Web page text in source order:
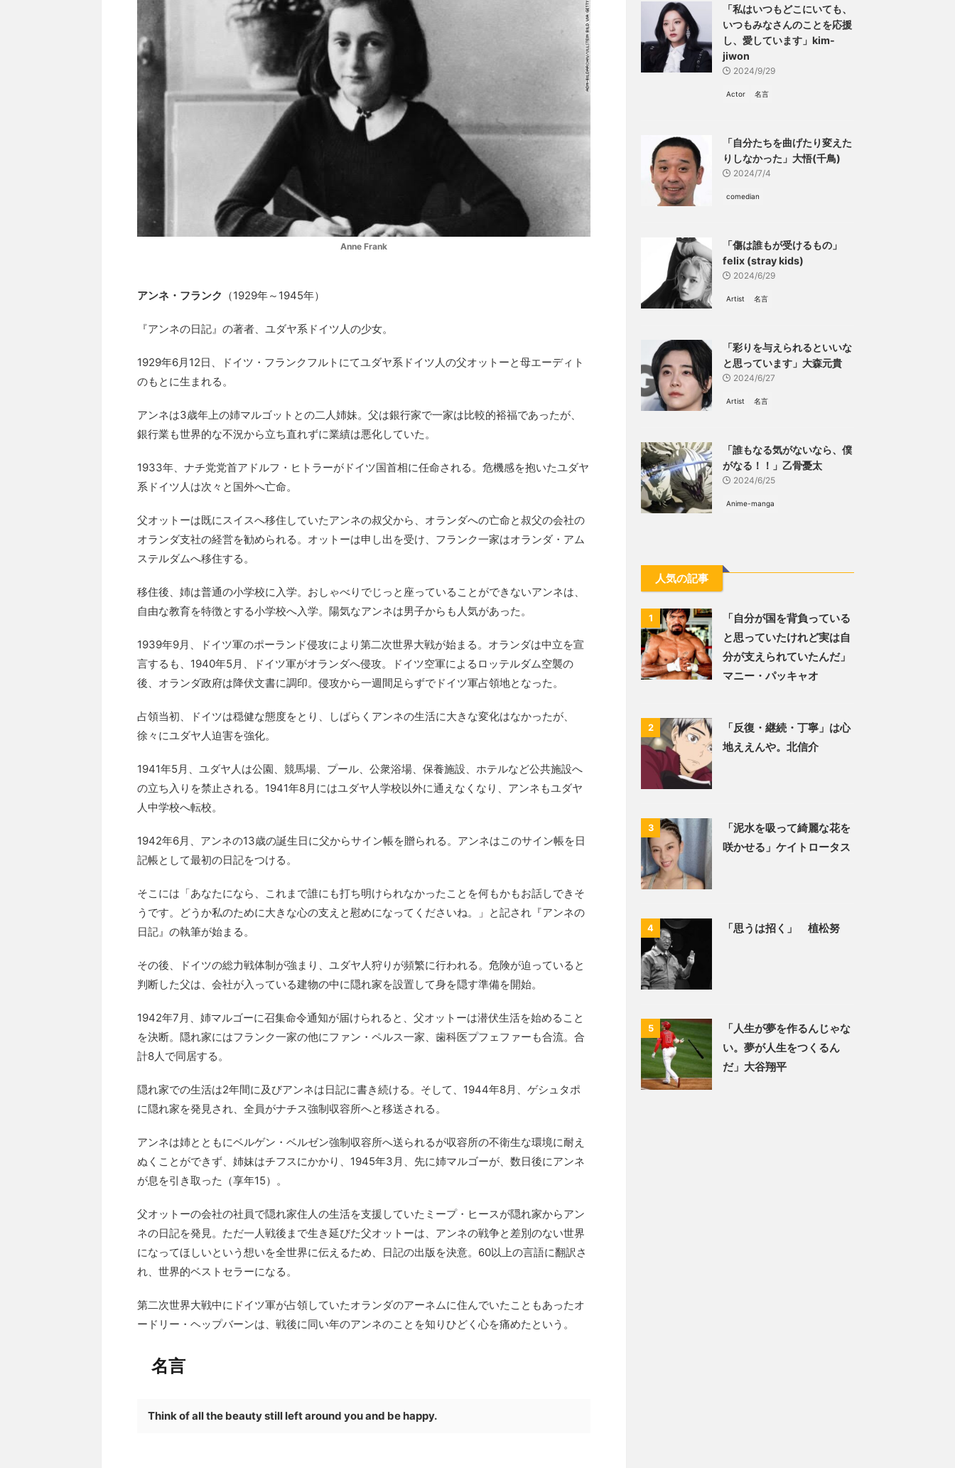
Anne Frank
アンネ・フランク （1929年～1945年）
『アンネの日記』の著者、ユダヤ系ドイツ人の少女。
1929年6月12日、ドイツ・フランクフルトにてユダヤ系ドイツ人の父オットーと母エーディト
のもとに生まれる。
アンネは3歳年上の姉マルゴットとの二人姉妹。父は銀行家で一家は比較的裕福であったが、
銀行業も世界的な不況から立ち直れずに業績は悪化していた。
1933年、ナチ党党首アドルフ・ヒトラーがドイツ国首相に任命される。危機感を抱いたユダヤ
系ドイツ人は次々と国外へ亡命。
父オットーは既にスイスへ移住していたアンネの叔父から、オランダへの亡命と叔父の会社の
オランダ支社の経営を勧められる。オットーは申し出を受け、フランク一家はオランダ・アム
ステルダムへ移住する。
移住後、姉は普通の小学校に入学。おしゃべりでじっと座っていることができないアンネは、
自由な教育を特徴とする小学校へ入学。陽気なアンネは男子からも人気があった。
1939年9月、ドイツ軍のポーランド侵攻により第二次世界大戦が始まる。オランダは中立を宣
言するも、1940年5月、ドイツ軍がオランダへ侵攻。ドイツ空軍によるロッテルダム空襲の
後、オランダ政府は降伏文書に調印。侵攻から一週間足らずでドイツ軍占領地となった。
占領当初、ドイツは穏健な態度をとり、しばらくアンネの生活に大きな変化はなかったが、
徐々にユダヤ人迫害を強化。
1941年5月、ユダヤ人は公園、競馬場、プール、公衆浴場、保養施設、ホテルなど公共施設へ
の立ち入りを禁止される。1941年8月にはユダヤ人学校以外に通えなくなり、アンネもユダヤ
人中学校へ転校。
1942年6月、アンネの13歳の誕生日に父からサイン帳を贈られる。アンネはこのサイン帳を日
記帳として最初の日記をつける。
そこには「あなたになら、これまで誰にも打ち明けられなかったことを何もかもお話しできそ
うです。どうか私のために大きな心の支えと慰めになってくださいね。」と記され『アンネの
日記』の執筆が始まる。
その後、ドイツの総力戦体制が強まり、ユダヤ人狩りが頻繁に行われる。危険が迫っていると
判断した父は、会社が入っている建物の中に隠れ家を設置して身を隠す準備を開始。
1942年7月、姉マルゴーに召集命令通知が届けられると、父オットーは潜伏生活を始めること
を決断。隠れ家にはフランク一家の他にファン・ペルス一家、歯科医プフェファーも合流。合
計8人で同居する。
隠れ家での生活は2年間に及びアンネは日記に書き続ける。そして、1944年8月、ゲシュタポ
に隠れ家を発見され、全員がナチス強制収容所へと移送される。
アンネは姉とともにベルゲン・ベルゼン強制収容所へ送られるが収容所の不衛生な環境に耐え
ぬくことができず、姉妹はチフスにかかり、1945年3月、先に姉マルゴーが、数日後にアンネ
が息を引き取った（享年15）。
父オットーの会社の社員で隠れ家住人の生活を支援していたミープ・ヒースが隠れ家からアン
ネの日記を発見。ただ一人戦後まで生き延びた父オットーは、アンネの戦争と差別のない世界
になってほしいという想いを全世界に伝えるため、日記の出版を決意。60以上の言語に翻訳さ
れ、世界的ベストセラーになる。
第二次世界大戦中にドイツ軍が占領していたオランダのアーネムに住んでいたこともあったオ
ードリー・ヘップバーンは、戦後に同い年のアンネのことを知りひどく心を痛めたという。
名言
Think of all the beauty still left around you and be happy.
「私はいつもどこにいても、
いつもみなさんのことを応援
し、愛しています」kim-
jiwon
2024/9/29
Actor 名言
「自分たちを曲げたり変えた
りしなかった」大悟(千鳥)
2024/7/4
comedian
「傷は誰もが受けるもの」
felix (stray kids)
2024/6/29
Artist 名言
「彩りを与えられるといいな
と思っています」大森元貴
2024/6/27
Artist 名言
「誰もなる気がないなら、僕
がなる！！」乙骨憂太
2024/6/25
Anime-manga
人気の記事
1
「自分が国を背負っている
と思っていたけれど実は自
分が支えられていたんだ」
マニー・パッキャオ
2
「反復・継続・丁寧」は心
地ええんや。北信介
3
「泥水を吸って綺麗な花を
咲かせる」ケイトロータス
4 「思うは招く」 植松努
5
「人生が夢を作るんじゃな
い。夢が人生をつくるん
だ」大谷翔平